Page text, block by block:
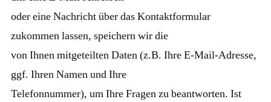
oder eine Nachricht über das Kontaktformular
zukommen lassen, speichern wir die
von Ihnen mitgeteilten Daten (z.B. Ihre E-Mail-Adresse,
ggf. Ihren Namen und Ihre
Telefonnummer), um Ihre Fragen zu beantworten. Ist